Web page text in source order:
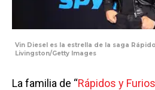
Vin Diesel es la estrella de la saga
Livingston/Getty Images
La familia de “Rápidos y